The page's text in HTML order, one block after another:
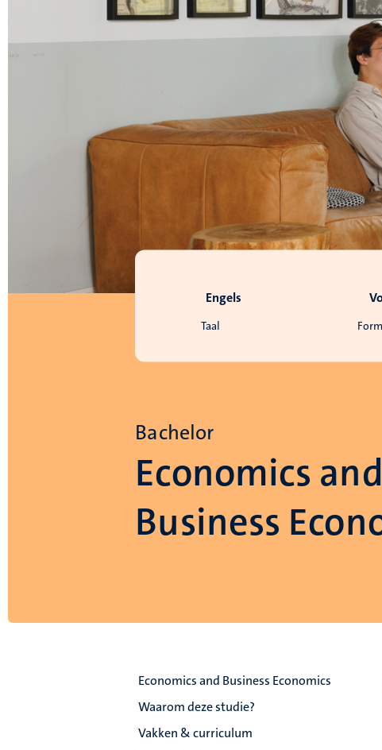
Taal
Engels
Bachelor
Economics and
Business
Economics and Business Economics
Waarom deze studie?
Vakken & curriculum